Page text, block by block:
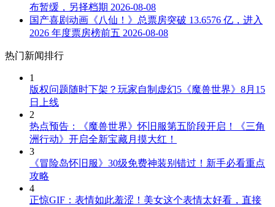
布暂缓，另择档期 2026-08-08
国产喜剧动画《八仙！》总票房突破 13.6576 亿，进入
2026 年度票房榜前五 2026-08-08
热门新闻排行
1
版权问题随时下架？玩家自制虚幻5《魔兽世界》8月15
日上线
2
热点预告：《魔兽世界》怀旧服第五阶段开启！《三角
洲行动》开启全新宝藏月摸大红！
3
《冒险岛怀旧服》30级免费神装别错过！新手必看重点
攻略
4
正惊GIF：表情如此羞涩！美女这个表情太好看，直接